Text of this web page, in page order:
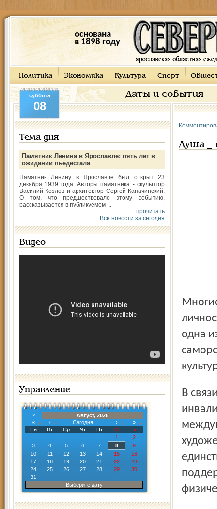
основана
в 1898 году
Политика Экономика Культура Спорт
Даты и события
суббота
08
Тема дня
Памятник Ленина в Ярославле: пять лет в
ожидании пьедестала
Памятник Ленину в Ярославле был открыт 23
декабря 1939 года. Авторы памятника - скульптор
Василий Козлов и архитектор Сергей Капачинский.
О том, что предшествовало этому событию,
рассказывается в публикуемом ...
прочитать
Все новости за сегодня
Видео
Управление
?
Август, 2026
«
‹ Сегодня ›
»
Пн
Вт Ср Чт Пт Сб
Вс
1
2
3
4 5 6 7 8
9
10
11 12 13 14 15
16
17
18 19 20 21 22
23
24
25 26 27 28 29
30
31
Выберите дату
Душа _
Многие из этих людей _ одаренные и талантливые
одна
В связи с этим в 1996 году Всероссийским обществом